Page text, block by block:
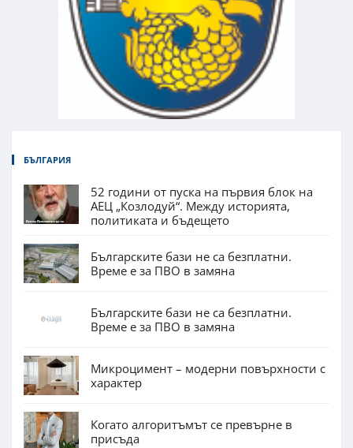
БЪЛГАРИЯ
52 години от пуска на първия блок на
АЕЦ „Козлодуй“. Между историята,
политиката и бъдещето
Българските бази не са безплатни.
Време е за ПВО в замяна
Българските бази не са безплатни.
Време е за ПВО в замяна
Микроцимент – модерни повърхности с
характер
Когато алгоритъмът се превърне в
присъда